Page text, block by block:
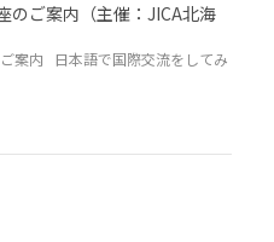
のご案内（主催：JICA北海
案内 日本語で国際交流をしてみ